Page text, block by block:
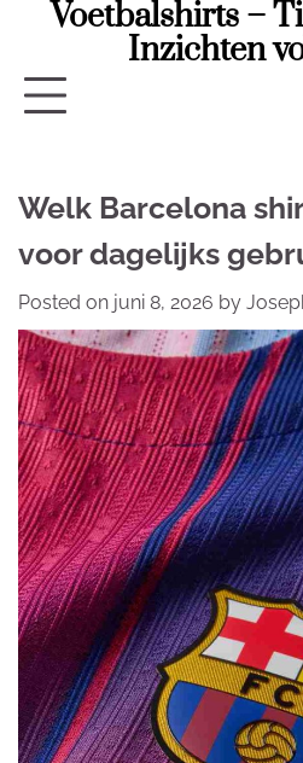
Voetbalshirts –
Inzichten
Welk Barcelona
voor dagelijks
Posted on juni 8, 2026 by